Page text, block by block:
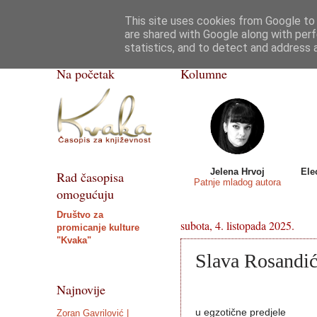
Poezija Priče, crtice
ISSN 2459-5632
Kolumne
Jelena Hrvoj
Patnje mladog autora
subota, 4. listopada 2025.
Slava
u egzotične predjele
Na početak
Rad časopisa
omogućuju
Društvo za
promicanje kulture
"Kvaka"
Najnovije
Zoran Gavrilović |
This site uses cookies from Google
are shared with Google along with
statistics, and to detect and address